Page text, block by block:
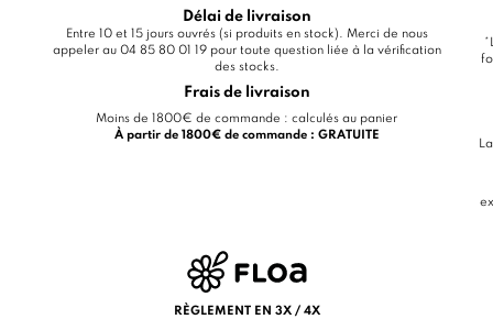
Délai de livraison
Entre 10 et 15 jours ouvrés (si produits en stock). Merci de nous
appeler au 04 85 80 01 19 pour toute question liée à la vérification
des stocks.
Frais de livraison
Moins de 1800€ de commande : calculés au panier
À partir de 1800€ de commande : GRATUITE
RÈGLEMENT EN 3X / 4X